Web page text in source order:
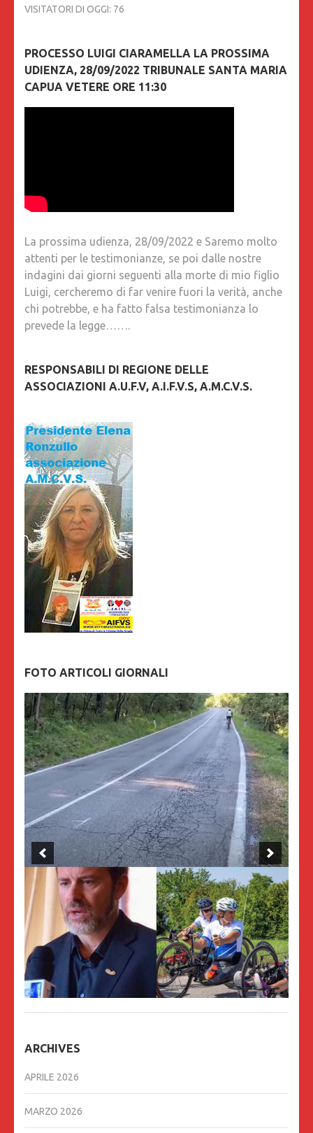
VISITATORI DI OGGI: 76
PROCESSO LUIGI CIARAMELLA LA PROSSIMA
UDIENZA, 28/09/2022 TRIBUNALE SANTA MARIA
CAPUA VETERE ORE 11:30
La prossima udienza, 28/09/2022 e Saremo molto
attenti per le testimonianze, se poi dalle nostre
indagini dai giorni seguenti alla morte di mio figlio
Luigi, cercheremo di far venire fuori la verità, anche
chi potrebbe, e ha fatto falsa testimonianza lo
prevede la legge…….
RESPONSABILI DI REGIONE DELLE
ASSOCIAZIONI A.U.F.V, A.I.F.V.S, A.M.C.V.S.
FOTO ARTICOLI GIORNALI
ARCHIVES
APRILE 2026
MARZO 2026